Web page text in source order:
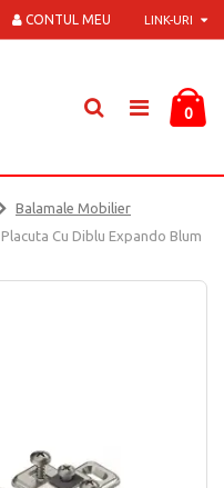
LINK-URI
CONTUL MEU
0
Balamale Mobilier
Cu Diblu Expando Blum